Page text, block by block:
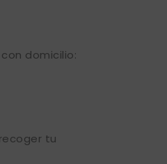
domicilio:
tu